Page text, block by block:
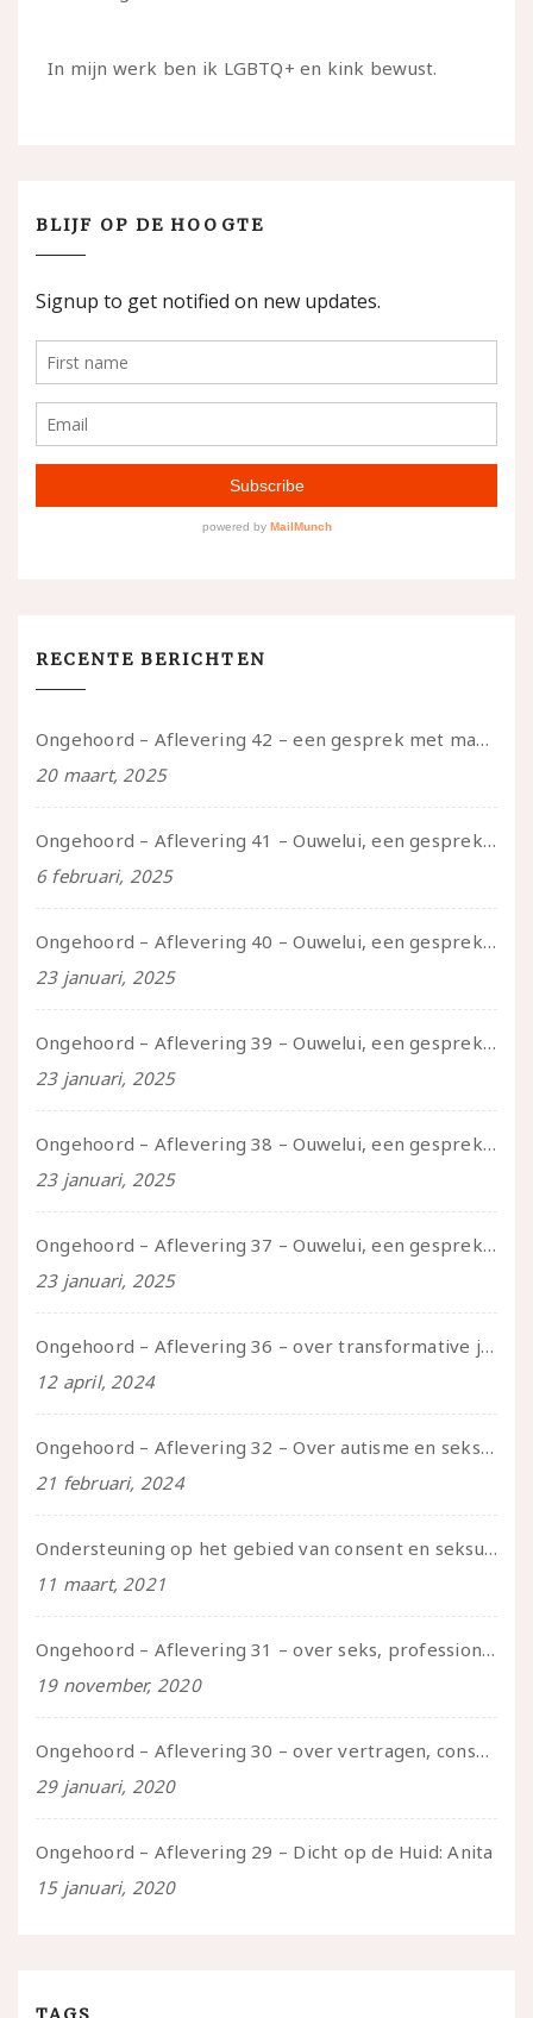
In mijn werk ben ik LGBTQ+ en kink bewust.
BLIJF OP DE HOOGTE
RECENTE BERICHTEN
Ongehoord – Aflevering 42 – een gesprek met marijn over seksueel opbloeien, het ouderschap uitvinden en verschillende leeftijden in je mee dragen
20 maart, 2025
Ongehoord – Aflevering 41 – Ouwelui, een gesprek met Marcelle over polyamorie op latere leeftijd, (mantel)zorg voor je partners en seksueel plezier.
6 februari, 2025
Ongehoord – Aflevering 40 – Ouwelui, een gesprek met Sadie Lune over vormende relaties en de geschiedenis van de queer pornobeweging
23 januari, 2025
Ongehoord – Aflevering 39 – Ouwelui, een gesprek met Pepijn en Ivo over hun regenbooggezin, eigenzinnig ouder worden en Cruise Control
23 januari, 2025
Ongehoord – Aflevering 38 – Ouwelui, een gesprek met vreer over behoefte aan geborgenheid en het behouden van je idealen
23 januari, 2025
Ongehoord – Aflevering 37 – Ouwelui, een gesprek met non over seksualiteit, transitie en ageism
23 januari, 2025
Ongehoord – Aflevering 36 – over transformative justice – in gesprek met Ella en carson
12 april, 2024
Ongehoord – Aflevering 32 – Over autisme en seksualiteit – in gesprek met Roos Reijbroek
21 februari, 2024
Ondersteuning op het gebied van consent en seksualiteit
11 maart, 2021
Ongehoord – Aflevering 31 – over seks, professioneel en persoonlijk, een gesprek met Marije
19 november, 2020
Ongehoord – Aflevering 30 – over vertragen, consent en negatieve gevoelens met Meg-John Barker
29 januari, 2020
Ongehoord – Aflevering 29 – Dicht op de Huid: Anita
15 januari, 2020